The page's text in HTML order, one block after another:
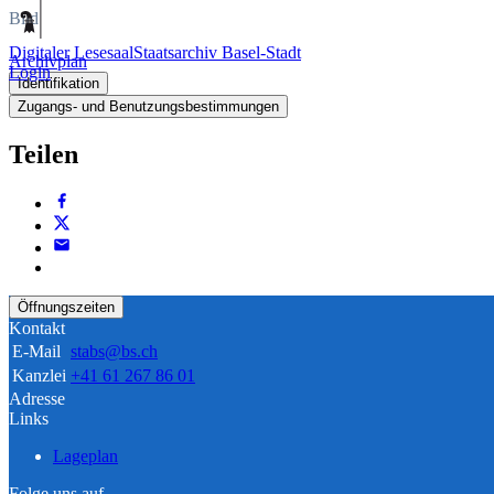
Digitaler LesesaalStaatsarchiv Basel-Stadt
Login
Bild
Archivplan
Identifikation
Zugangs- und Benutzungsbestimmungen
Teilen
Öffnungszeiten
Kontakt
E-Mail stabs@bs.ch
Kanzlei +41 61 267 86 01
Adresse
Links
Lageplan